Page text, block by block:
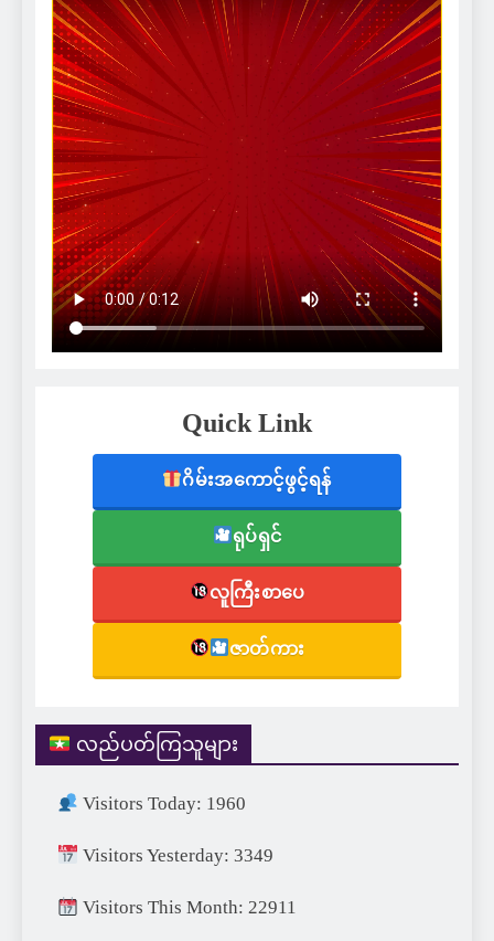
Quick Link
ဂိမ်းအကောင့်ဖွင့်ရန်
ရုပ်ရှင်
လူကြီးစာပေ
ဇာတ်ကား
လည်ပတ်ကြသူများ
Visitors Today: 1960
Visitors Yesterday: 3349
Visitors This Month: 22911